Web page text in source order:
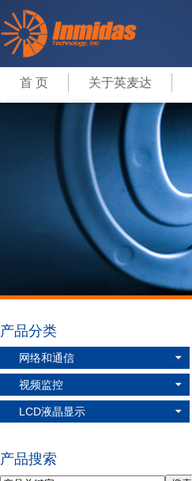
首 页 关于英麦达
产品分类
网络和通信
视频监控
LCD液晶显示
产品搜索